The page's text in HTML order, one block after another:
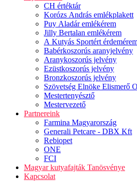
CH értéktár
Korózs András emlékplakett
Puy Aladár emlékérem
Jilly Bertalan emlékérem
A Kutyás Sportért
Babérkoszorús aranyjelvény
Aranykoszorús jelvény
Ezüstkoszorús jelvény
Bronzkoszorús jelvény
Szövetség Elnöke Elismerő
Mestertenyésztő
Mestervezető
Partnereink
Farmina Magyarország
Generali Petcare - DBX Kft
Rebiopet
ONE
FCI
Magyar kutyafajták Tanösvénye
Kapcsolat